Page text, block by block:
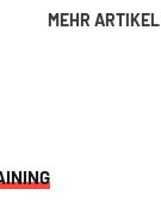
MEHR ARTIKEL